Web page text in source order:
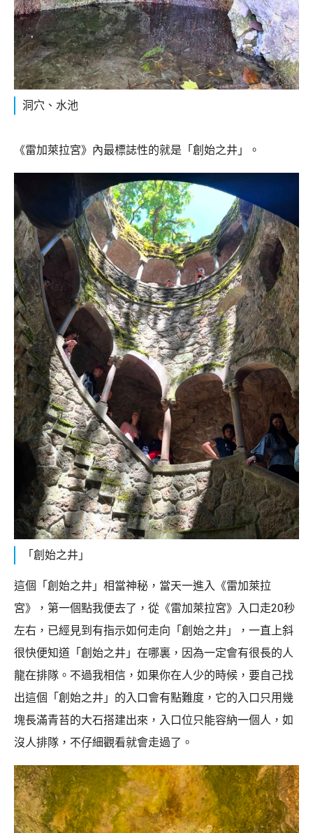
洞穴、水池
《雷加萊拉宮》內最標誌性的就是「創始之井」。
「創始之井」
這個「創始之井」相當神秘，當天一進入《雷加萊拉
宮》，第一個點我便去了，從《雷加萊拉宮》入口走20秒
左右，已經見到有指示如何走向「創始之井」，一直上斜
很快便知道「創始之井」在哪裏，因為一定會有很長的人
龍在排隊。不過我相信，如果你在人少的時候，要自己找
出這個「創始之井」的入口會有點難度，它的入口只用幾
塊長滿青苔的大石搭建出來，入口位只能容納一個人，如
沒人排隊，不仔細觀看就會走過了。